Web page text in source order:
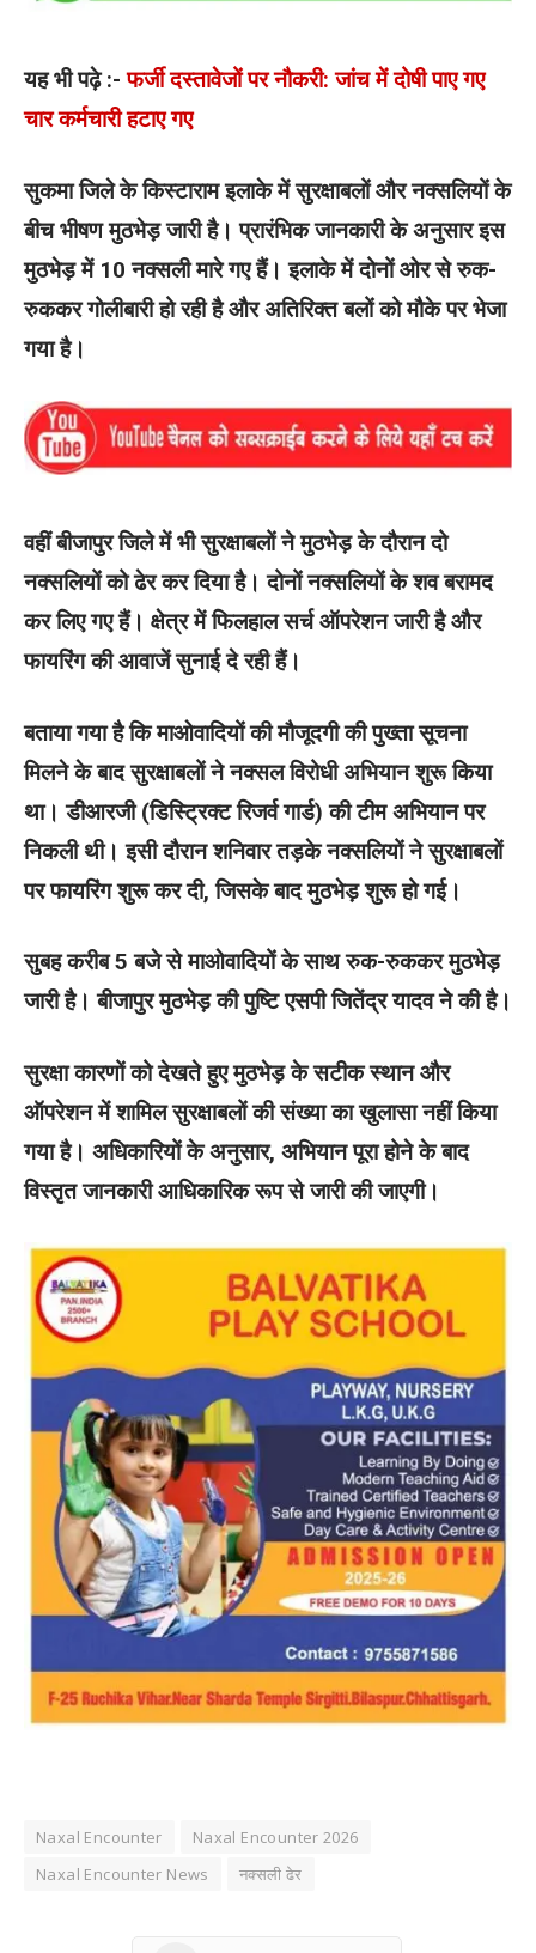
यह भी पढ़े :-फर्जी दस्तावेजों पर नौकरी: जांच में दोषी पाए गए
चार कर्मचारी हटाए गए
सुकमा जिले के किस्टाराम इलाके में सुरक्षाबलों और नक्सलियों के
बीच भीषण मुठभेड़ जारी है। प्रारंभिक जानकारी के अनुसार इस
मुठभेड़ में 10 नक्सली मारे गए हैं। इलाके में दोनों ओर से रुक-
रुककर गोलीबारी हो रही है और अतिरिक्त बलों को मौके पर भेजा
गया है।
वहीं बीजापुर जिले में भी सुरक्षाबलों ने मुठभेड़ के दौरान दो
नक्सलियों को ढेर कर दिया है। दोनों नक्सलियों के शव बरामद
कर लिए गए हैं। क्षेत्र में फिलहाल सर्च ऑपरेशन जारी है और
फायरिंग की आवाजें सुनाई दे रही हैं।
बताया गया है कि माओवादियों की मौजूदगी की पुख्ता सूचना
मिलने के बाद सुरक्षाबलों ने नक्सल विरोधी अभियान शुरू किया
था। डीआरजी (डिस्ट्रिक्ट रिजर्व गार्ड) की टीम अभियान पर
निकली थी। इसी दौरान शनिवार तड़के नक्सलियों ने सुरक्षाबलों
पर फायरिंग शुरू कर दी, जिसके बाद मुठभेड़ शुरू हो गई।
सुबह करीब 5 बजे से माओवादियों के साथ रुक-रुककर मुठभेड़
जारी है। बीजापुर मुठभेड़ की पुष्टि एसपी जितेंद्र यादव ने की है।
सुरक्षा कारणों को देखते हुए मुठभेड़ के सटीक स्थान और
ऑपरेशन में शामिल सुरक्षाबलों की संख्या का खुलासा नहीं किया
गया है। अधिकारियों के अनुसार, अभियान पूरा होने के बाद
विस्तृत जानकारी आधिकारिक रूप से जारी की जाएगी।
Naxal Encounter
Naxal Encounter 2026
Naxal Encounter News
नक्सली ढेर